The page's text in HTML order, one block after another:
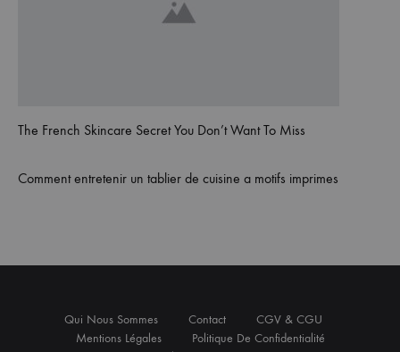
The French Skincare Secret You Don’t Want To Miss
Comment entretenir un tablier de cuisine a motifs imprimes
Qui Nous Sommes Contact
CGV & CGU
Mentions Légales
Politique De Confidentialité